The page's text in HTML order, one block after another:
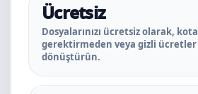
Ücretsiz
Dosyalarınızı ücretsiz olarak,
gerektirmeden veya gizli
dönüştürün.